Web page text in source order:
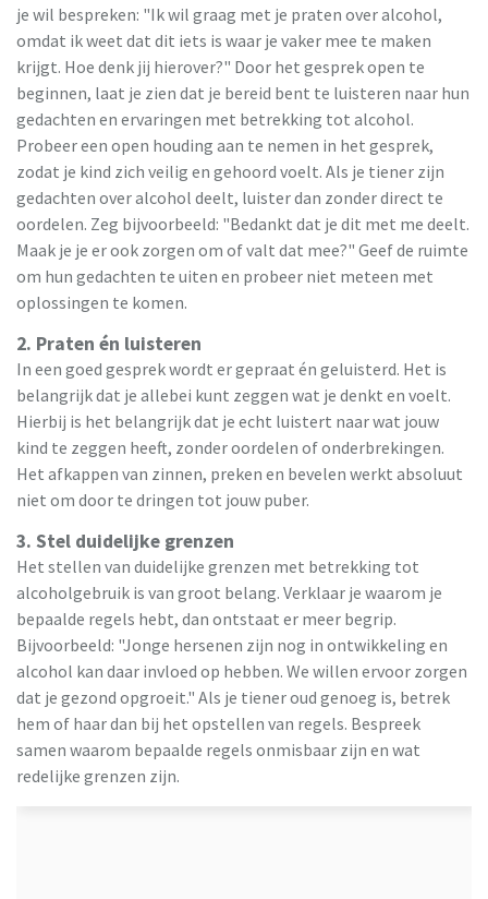
je wil bespreken: "Ik wil graag met je praten over alcohol,
omdat ik weet dat dit iets is waar je vaker mee te maken
krijgt. Hoe denk jij hierover?" Door het gesprek open te
beginnen, laat je zien dat je bereid bent te luisteren naar hun
gedachten en ervaringen met betrekking tot alcohol.
Probeer een open houding aan te nemen in het gesprek,
zodat je kind zich veilig en gehoord voelt. Als je tiener zijn
gedachten over alcohol deelt, luister dan zonder direct te
oordelen. Zeg bijvoorbeeld: "Bedankt dat je dit met me deelt.
Maak je je er ook zorgen om of valt dat mee?" Geef de ruimte
om hun gedachten te uiten en probeer niet meteen met
oplossingen te komen.
2. Praten én luisteren
In een goed gesprek wordt er gepraat én geluisterd. Het is
belangrijk dat je allebei kunt zeggen wat je denkt en voelt.
Hierbij is het belangrijk dat je echt luistert naar wat jouw
kind te zeggen heeft, zonder oordelen of onderbrekingen.
Het afkappen van zinnen, preken en bevelen werkt absoluut
niet om door te dringen tot jouw puber.
3. Stel duidelijke grenzen
Het stellen van duidelijke grenzen met betrekking tot
alcoholgebruik is van groot belang. Verklaar je waarom je
bepaalde regels hebt, dan ontstaat er meer begrip.
Bijvoorbeeld: "Jonge hersenen zijn nog in ontwikkeling en
alcohol kan daar invloed op hebben. We willen ervoor zorgen
dat je gezond opgroeit." Als je tiener oud genoeg is, betrek
hem of haar dan bij het opstellen van regels. Bespreek
samen waarom bepaalde regels onmisbaar zijn en wat
redelijke grenzen zijn.